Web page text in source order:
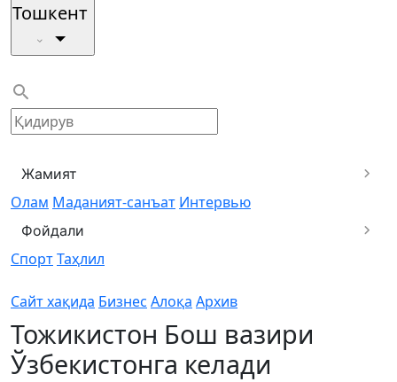
Тошкент
Жамият
Олам Маданият-санъат Интервью
Фойдали
СпортТаҳлил
Сайт хақида Бизнес Алоқа Архив
Тожикистон Бош вазири
Ўзбекистонга келади